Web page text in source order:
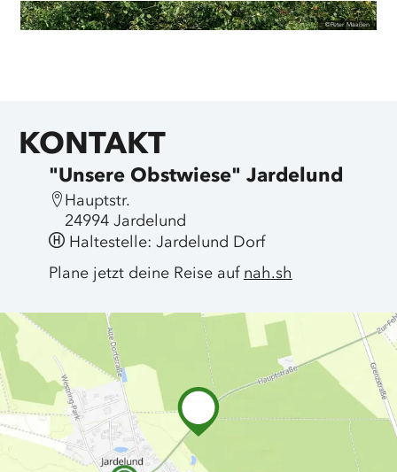
©Peter Maaßen
KONTAKT
"Unsere Obstwiese" Jardelund
Hauptstr.
24994 Jardelund
Haltestelle: Jardelund Dorf
Plane jetzt deine Reise auf nah.sh